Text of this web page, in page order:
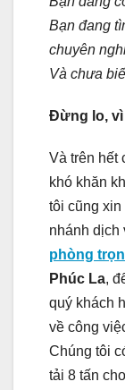
Bạn đang
chuyên
Và chưa
Đừng lo, vì
Và trên hết
khó khăn
tôi cũng xin
nhánh dịch
phòng
Phúc La,
quý khách
về công
Chúng tôi
tải 8 tấn